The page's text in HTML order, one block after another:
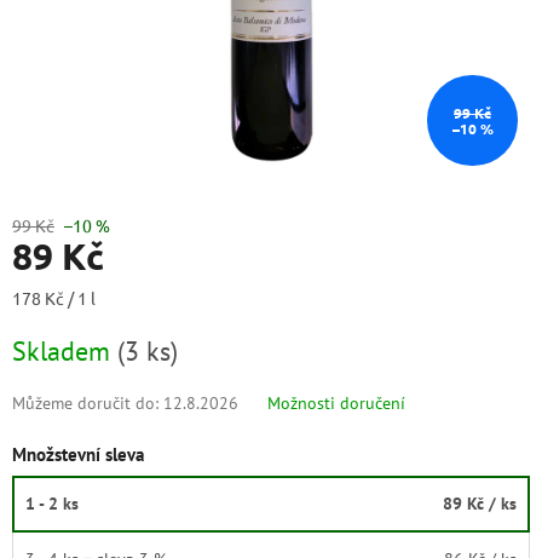
99 Kč
–10 %
99 Kč –10 %
89 Kč
Měrná
178 Kč / 1 l
Skladem (3 ks)
Můžeme doručit do: 12.8.2026 Možnosti doručení
Množstevní sleva
1 - 2 ks 89 Kč / ks